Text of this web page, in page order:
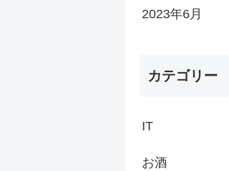
2023年6月
カテゴリー
IT
お酒